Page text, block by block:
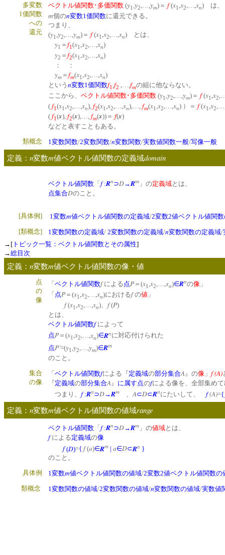
多変数
1価関数
への
還元
ベクトル値関数･多価関数 (y1 ,y2,…,ym)＝ f(x1 ,x2,…,xn)
m個のn変数1価関数に還元できる。
つまり、
(y1 y2 ym)＝ f(x1 x2 xn) とは、
y1 ＝ f1(x1 ,x2,…,xn)
y2 ＝ f2(x1 x2 xn)
： ：
ym ＝ fm(x1 x2 xn)
という n変数1価関数f1 ,f2 ,…,fmの組に他ならない。
ここから、 ベクトル値関数･多価関数 (y1 y2 ym)＝ f(x1 x2
( f1(x1 x2 xn), f2(x1 x2 xn),…, fm(x1 x2 xn) ）＝ f(x1 x2
( f1(x), f2(x),…, fm(x))＝ f(x)
などと表すこともある。
類概念 1変数関数/2変数関数/n変数関数/実数値関数一般/写像一般
定義： n変数m値ベクトル値関数の定義域domain
ベクトル値関数 「 f :Rn⊃D→Rm 」の定義域とは、
点集合Dのこと。
[具体例] 1変数m値ベクトル値関数の定義域/2変数2値ベクトル値関
[類概念]
1変数関数の定義域/ 2変数関数の定義域/n変数関数の定義域/
→[ トピック一覧：ベクトル値関数とその属性]
→総目次
定義： n変数m値ベクトル値関数の像・値
点
の
像
「 ベクトル値関数fによる点P ＝(x1 ,x2,…,xn)∈Rnの像 」
「 点P ＝(x1 ,x2,…,xn)におけるfの値 」
f(x1 x2 xn)、 f(P)
とは、
ベクトル値関数fによって
点P ＝(x1,x2,…,xn)∈Rnに対応付けられた
点P'=(y1 y2 ym)∈Rm
のこと。
集合
の像
「 ベクトル値関数fによる『定義域の部分集合A 』の像 」 f (A)
『定義域の部分集合A 』 に属す点のfによる像を、全部集め
つまり、 f :Rn⊃D→Rm 、A⊂D⊂Rnにたいして、 f(A)={
定義： n変数m値ベクトル値関数の値域range
ベクトル値関数 「 f :Rn⊃D→Rm 」の値域とは、
fによる定義域の像
f (D)={ f(a)∈Rm a∈D⊂Rn }
のこと。
具体例 1変数m値ベクトル値関数の値域/2変数2値ベクトル値関数の
類概念
1変数関数の値域/2変数関数の値域/n変数関数の値域/実数値